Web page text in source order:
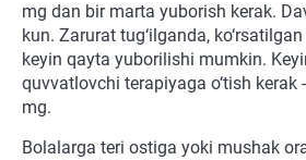
mg dan bir marta yuborish kerak.
kun. Zarurat tug‘ilganda,
keyin qayta yuborilishi mumkin.
quvvatlovchi terapiyaga o‘tish kerak
mg.
Bolalarga teri ostiga yoki mushak